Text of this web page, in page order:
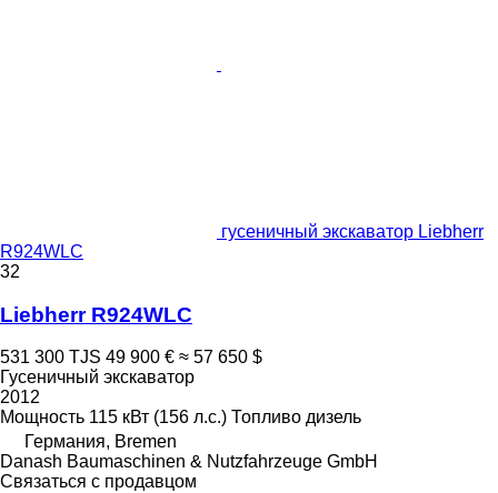
гусеничный экскаватор Liebherr
R924WLC
32
Liebherr R924WLC
531 300 TJS 49 900 € ≈ 57 650 $
Гусеничный экскаватор
2012
Мощность 115 кВт (156 л.с.) Топливо дизель
Германия, Bremen
Danash Baumaschinen & Nutzfahrzeuge GmbH
Связаться с продавцом